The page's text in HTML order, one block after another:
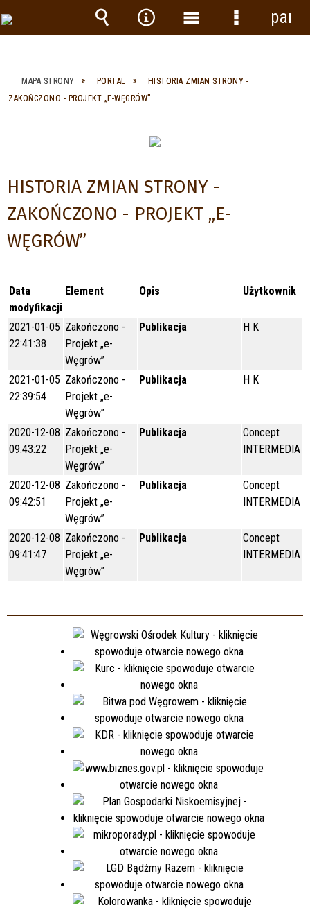
MAPA STRONY PORTAL
HISTORIA ZMIAN STRONY -
ZAKOŃCZONO - PROJEKT „E-WĘGRÓW”
HISTORIA ZMIAN STRONY -
ZAKOŃCZONO - PROJEKT „E-
WĘGRÓW”
Data
modyfikacji
Element Opis Użytkownik
2021-01-05
22:41:38
Zakończono -
Projekt „e-
Węgrów”
Publikacja H K
2021-01-05
22:39:54
Zakończono -
Projekt „e-
Węgrów”
Publikacja H K
2020-12-08
09:43:22
Zakończono -
Projekt „e-
Węgrów”
Publikacja
Concept
INTERMEDIA
2020-12-08
09:42:51
Zakończono -
Projekt „e-
Węgrów”
Publikacja
Concept
INTERMEDIA
2020-12-08
09:41:47
Zakończono -
Projekt „e-
Węgrów”
Publikacja
Concept
INTERMEDIA
Wyszukiwarka
Narzędzia
Menu Menu
panel